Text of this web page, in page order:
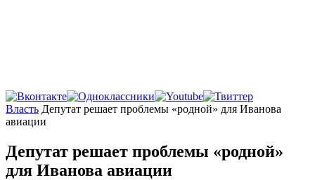
Главная
Власть Депутат решает проблемы «родной» для Иванова
авиации
Депутат решает проблемы «родной»
для Иванова авиации